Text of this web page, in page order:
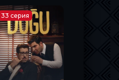
33 серия